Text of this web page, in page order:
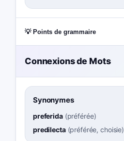
💡 Points de grammaire
Connexions de Mots
Synonymes
preferida(préférée)
predilecta(préférée, choisie)